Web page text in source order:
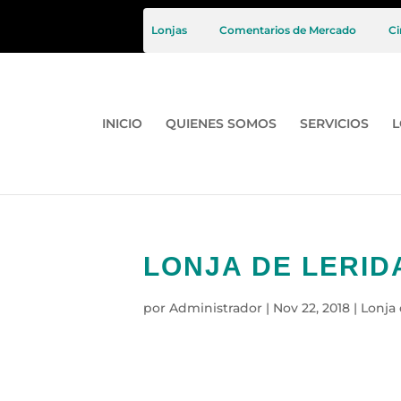
Lonjas Comentarios de Mercado
INICIO QUIENES SOMOS SERVICIOS
LONJA DE
por Administrador | Nov 22, 2018 | Lonja